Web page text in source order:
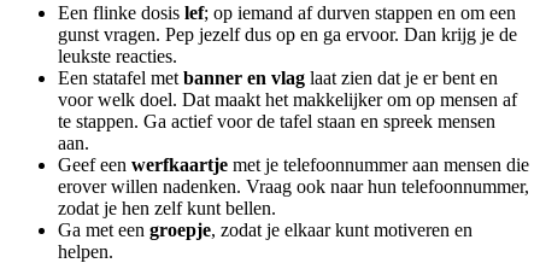
Een flinke dosis lef; op iemand af durven stappen en om een
gunst vragen. Pep jezelf dus op en ga ervoor. Dan krijg je de
leukste reacties.
Een statafel met banner en vlag laat zien dat je er bent en
voor welk doel. Dat maakt het makkelijker om op mensen af
te stappen. Ga actief voor de tafel staan en spreek mensen
aan.
Geef een werfkaartje met je telefoonnummer aan mensen die
erover willen nadenken. Vraag ook naar hun telefoonnummer,
zodat je hen zelf kunt bellen.
Ga met een groepje, zodat je elkaar kunt motiveren en
helpen.